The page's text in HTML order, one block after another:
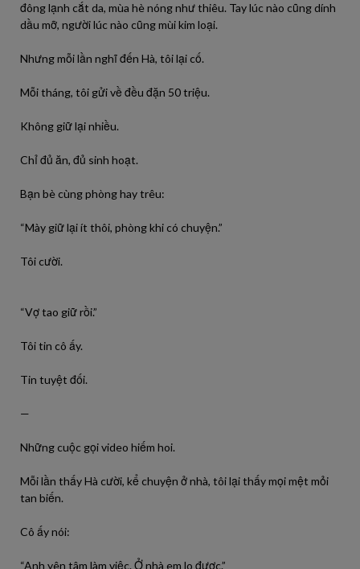
đông lạnh cắt da, mùa hè nóng như thiêu. Tay lúc nào cũng dính
dầu mỡ, người lúc nào cũng mùi kim loại.
Nhưng mỗi lần nghĩ đến Hà, tôi lại cố.
Mỗi tháng, tôi gửi về đều đặn 50 triệu.
Không giữ lại nhiều.
Chỉ đủ ăn, đủ sinh hoạt.
Bạn bè cùng phòng hay trêu:
“Mày giữ lại ít thôi, phòng khi có chuyện.”
Tôi cười.
“Vợ tao giữ rồi.”
Tôi tin cô ấy.
Tin tuyệt đối.
—
Những cuộc gọi video hiếm hoi.
Mỗi lần thấy Hà cười, kể chuyện ở nhà, tôi lại thấy mọi mệt mỏi
tan biến.
Cô ấy nói:
“Anh yên tâm làm việc. Ở nhà em lo được.”